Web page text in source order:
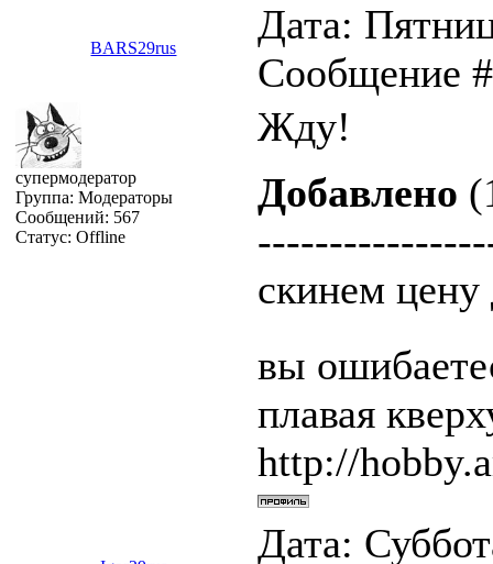
BARS29rus
Дата:
Сообщение
супермодератор
Группа: Модераторы
Сообщений: 567
Статус: Offline
Жду!
Добавлено
скинем цену
вы
плавая
http://
Дата: